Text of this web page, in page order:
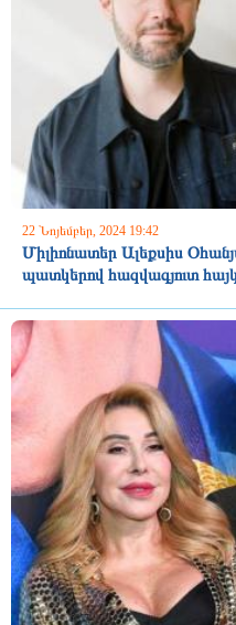
22 Նոյեմբեր, 2024 19:42
Միլիոնատեր Ալեքսիս
պատկերով հազվագյուտ